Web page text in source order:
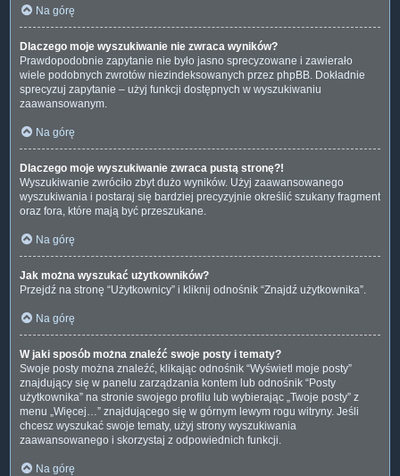
Na górę
Dlaczego moje wyszukiwanie nie zwraca wyników?
Prawdopodobnie zapytanie nie było jasno sprecyzowane i zawierało
wiele podobnych zwrotów niezindeksowanych przez phpBB. Dokładnie
sprecyzuj zapytanie – użyj funkcji dostępnych w wyszukiwaniu
zaawansowanym.
Na górę
Dlaczego moje wyszukiwanie zwraca pustą stronę?!
Wyszukiwanie zwróciło zbyt dużo wyników. Użyj zaawansowanego
wyszukiwania i postaraj się bardziej precyzyjnie określić szukany fragment
oraz fora, które mają być przeszukane.
Na górę
Jak można wyszukać użytkowników?
Przejdź na stronę “Użytkownicy” i kliknij odnośnik “Znajdź użytkownika”.
Na górę
W jaki sposób można znaleźć swoje posty i tematy?
Swoje posty można znaleźć, klikając odnośnik “Wyświetl moje posty”
znajdujący się w panelu zarządzania kontem lub odnośnik “Posty
użytkownika” na stronie swojego profilu lub wybierając „Twoje posty” z
menu „Więcej…” znajdującego się w górnym lewym rogu witryny. Jeśli
chcesz wyszukać swoje tematy, użyj strony wyszukiwania
zaawansowanego i skorzystaj z odpowiednich funkcji.
Na górę